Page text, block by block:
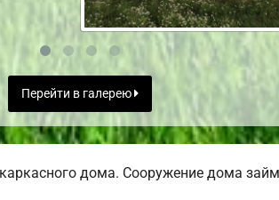
Перейти в галерею
дома. Сооружение дома